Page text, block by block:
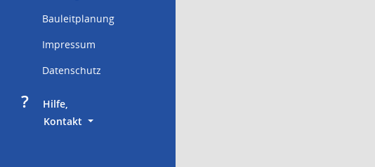
Bauleitplanung
Impressum
Datenschutz
?
     Hilfe,
Kontakt